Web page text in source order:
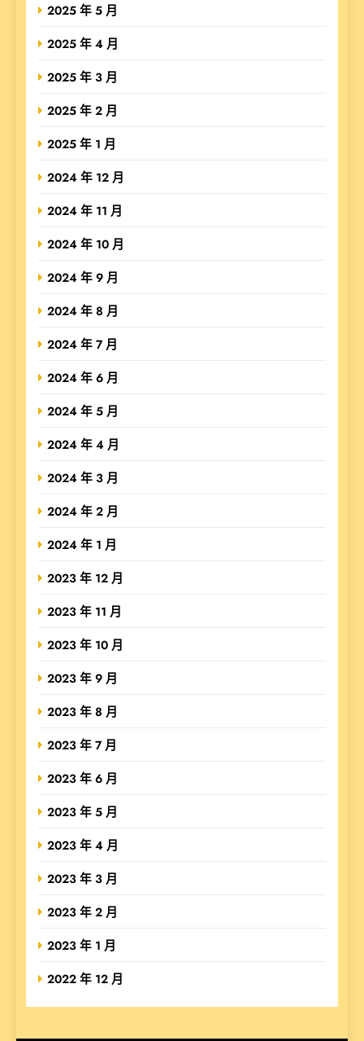
2025 年 5 月
2025 年 4 月
2025 年 3 月
2025 年 2 月
2025 年 1 月
2024 年 12 月
2024 年 11 月
2024 年 10 月
2024 年 9 月
2024 年 8 月
2024 年 7 月
2024 年 6 月
2024 年 5 月
2024 年 4 月
2024 年 3 月
2024 年 2 月
2024 年 1 月
2023 年 12 月
2023 年 11 月
2023 年 10 月
2023 年 9 月
2023 年 8 月
2023 年 7 月
2023 年 6 月
2023 年 5 月
2023 年 4 月
2023 年 3 月
2023 年 2 月
2023 年 1 月
2022 年 12 月